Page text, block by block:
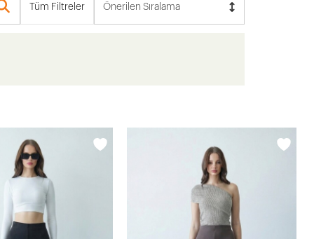
Tüm Filtreler Önerilen Sıralama